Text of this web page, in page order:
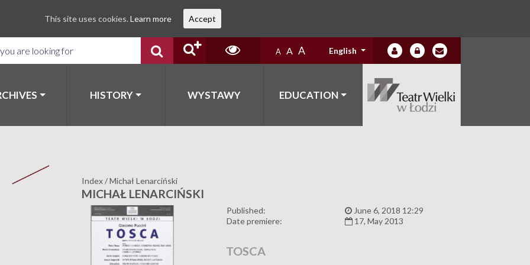
A A A English
HISTORY WYSTAWY EDUCATION
Index/Michał Lenarciński
MICHAŁ LENARCIŃSKI
Published:
June 6, 2018 12:29
Date premiere:
17, May 2013
TOSCA
This site uses cookies. Learn more Accept